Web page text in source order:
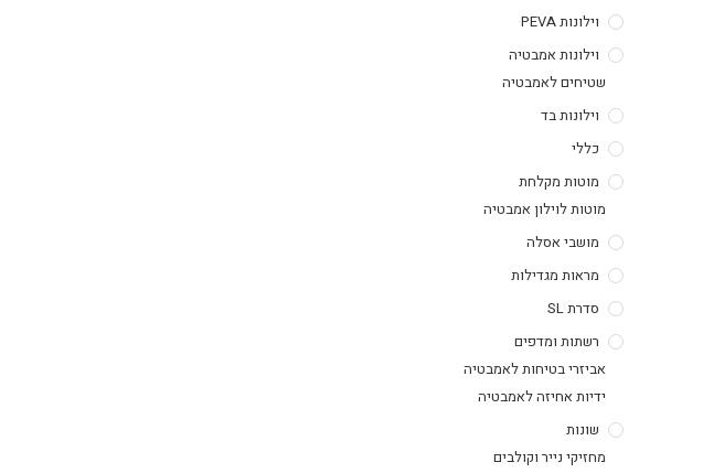
וילונות PEVA
וילונות אמבטיה
שטיחים לאמבטיה
וילונות בד
כללי
מוטות מקלחת
מוטות לוילון אמבטיה
מושבי אסלה
מראות מגדילות
סדרת SL
רשתות ומדפים
אביזרי בטיחות לאמבטיה
ידיות אחיזה לאמבטיה
שונות
מחזיקי נייר וקולבים